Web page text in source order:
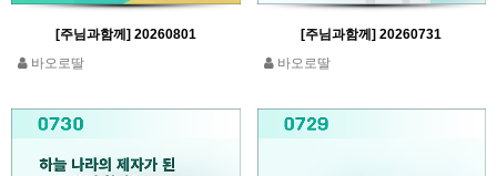
[주님과함께] 20260801
바오로딸
[주님과함께] 20260731
바오로딸